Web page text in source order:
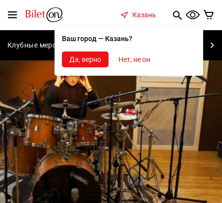
Меню
Казань
Ваш город — Казань?
Да, верно Нет, не он
Клубные мероприятия